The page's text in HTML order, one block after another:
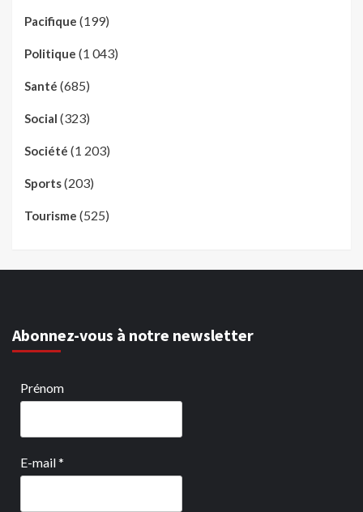
Pacifique (199)
Politique (1 043)
Santé (685)
Social (323)
Société (1 203)
Sports(203)
Tourisme (525)
Abonnez-vous à notre newsletter
Prénom
E-mail*